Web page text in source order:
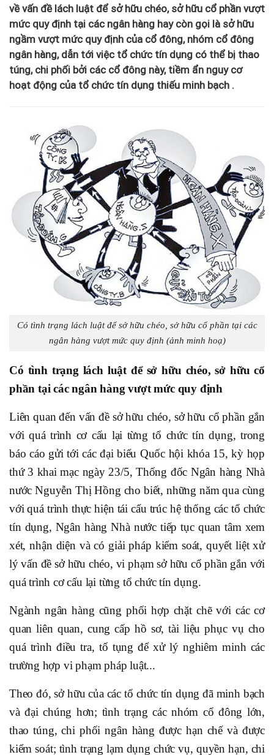
về vấn đề lách luật để sở hữu chéo, sở hữu cổ phần vượt
mức quy định tại các ngân hàng hay còn gọi là sở hữu
ngầm vượt mức quy định của cổ đông, nhóm cổ đông
ngân hàng, dẫn tới việc tổ chức tín dụng có thể bị thao
túng, chi phối bởi các cổ đông này, tiềm ẩn nguy cơ
hoạt động của tổ chức tín dụng thiếu minh bạch .
Có tình trạng lách luật để sở hữu chéo, sở hữu cổ phần tại các
ngân hàng vượt mức quy định (ảnh minh hoạ)
Có tình trạng lách luật để sở hữu chéo, sở hữu cổ
phần tại các ngân hàng vượt mức quy định
Liên quan đến vấn đề sở hữu chéo, sở hữu cổ phần gắn
với quá trình cơ cấu lại từng tổ chức tín dụng, trong
báo cáo gửi tới các đại biểu Quốc hội khóa 15, kỳ họp
thứ 3 khai mạc ngày 23/5, Thống đốc Ngân hàng Nhà
nước Nguyễn Thị Hồng cho biết, những năm qua cùng
với quá trình thực hiện tái cấu trúc hệ thống các tổ chức
tín dụng, Ngân hàng Nhà nước tiếp tục quan tâm xem
xét, nhận diện và có giải pháp kiểm soát, quyết liệt xử
lý vấn đề sở hữu chéo, vi phạm sở hữu cổ phần gắn với
quá trình cơ cấu lại từng tổ chức tín dụng.
Ngành ngân hàng cũng phối hợp chặt chẽ với các cơ
quan liên quan, cung cấp hồ sơ, tài liệu phục vụ cho
quá trình điều tra, tố tụng để xử lý nghiêm minh các
trường hợp vi phạm pháp luật...
Theo đó, sở hữu của các tổ chức tín dụng đã minh bạch
và đại chúng hơn; tình trạng các nhóm cổ đông lớn,
thao túng, chi phối ngân hàng được hạn chế và được
kiểm soát; tình trạng lạm dụng chức vụ, quyền hạn, chi